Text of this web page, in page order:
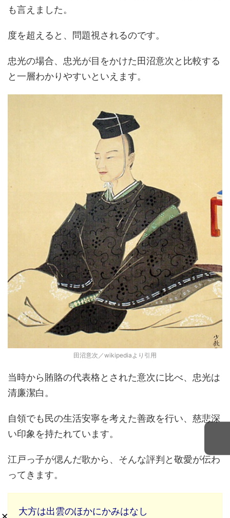
も言えました。
度を超えると、問題視されるのです。
忠光の場合、忠光が目をかけた田沼意次と比較する
と一層わかりやすいといえます。
田沼意次／wikipediaより引用
当時から賄賂の代表格とされた意次に比べ、忠光は
清廉潔白。
自領でも民の生活安寧を考えた善政を行い、慈悲深
い印象を持たれています。
江戸っ子が偲んだ歌から、そんな評判と敬愛が伝わ
ってきます。
大方は出雲のほかにかみはなし